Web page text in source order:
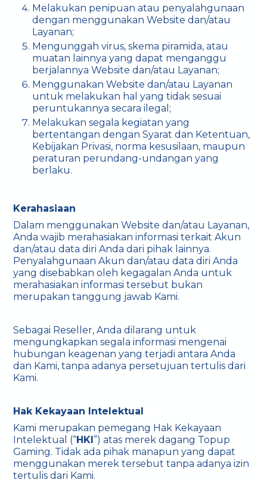
Melakukan penipuan atau penyalahgunaan
dengan menggunakan Website dan/atau
Layanan;
Mengunggah virus, skema piramida, atau
muatan lainnya yang dapat menganggu
berjalannya Website dan/atau Layanan;
Menggunakan Website dan/atau Layanan
untuk melakukan hal yang tidak sesuai
peruntukannya secara ilegal;
Melakukan segala kegiatan yang
bertentangan dengan Syarat dan Ketentuan,
Kebijakan Privasi, norma kesusilaan, maupun
peraturan perundang-undangan yang
berlaku.
Kerahasiaan
Dalam menggunakan Website dan/atau Layanan,
Anda wajib merahasiakan informasi terkait Akun
dan/atau data diri Anda dari pihak lainnya.
Penyalahgunaan Akun dan/atau data diri Anda
yang disebabkan oleh kegagalan Anda untuk
merahasiakan informasi tersebut bukan
merupakan tanggung jawab Kami.
Sebagai Reseller, Anda dilarang untuk
mengungkapkan segala informasi mengenai
hubungan keagenan yang terjadi antara Anda
dan Kami, tanpa adanya persetujuan tertulis dari
Kami.
Hak Kekayaan Intelektual
Kami merupakan pemegang Hak Kekayaan
Intelektual (“HKI”) atas merek dagang Topup
Gaming. Tidak ada pihak manapun yang dapat
menggunakan merek tersebut tanpa adanya izin
tertulis dari Kami.